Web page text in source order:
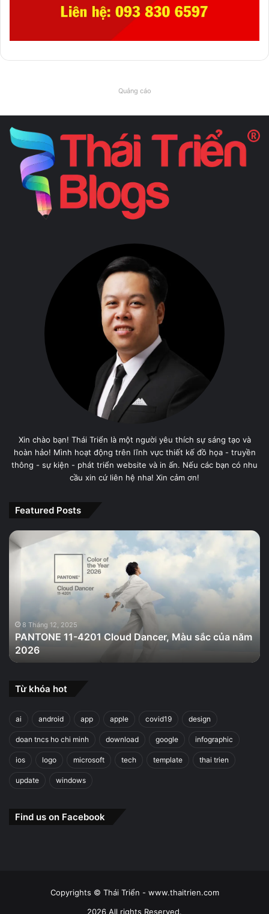
Quảng cáo
Xin chào bạn! Thái Triển là một người yêu thích sự sáng tạo và
hoàn hảo! Mình hoạt động trên lĩnh vực thiết kế đồ họa - truyền
thông - sự kiện - phát triển website và in ấn. Nếu các bạn có nhu
cầu xin cứ liên hệ nha! Xin cảm ơn!
Featured Posts
PANTONE
11-
Màu
của
năm
2026
8 Tháng 12, 2025
PANTONE 11-4201 Cloud Dancer, Màu sắc của năm
2026
Từ khóa hot
ai android app apple covid19 design
doan tncs ho chi minh download google infographic
ios logo microsoft tech template thai trien
update windows
Find us on Facebook
Copyrights © Thái Triển - www.thaitrien.com
2026 All rights Reserved.